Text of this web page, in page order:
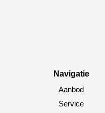
Navigatie
Aanbod
Service